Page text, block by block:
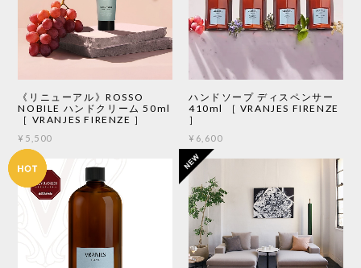
《リニューアル》ROSSO
NOBILE ハンドクリーム 50ml
［ VRANJES FIRENZE ］
¥5,500
ハンドソープ ディスペンサー
410ml ［ VRANJES FIRENZE
］
¥6,600